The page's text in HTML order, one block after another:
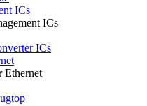
ICs
ICs
ICs
Ethernet